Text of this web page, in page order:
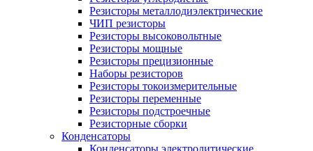
Резисторы металлодиэлектрические
ЧИП резисторы
Резисторы высоковольтные
Резисторы мощные
Резисторы прецизионные
Наборы резисторов
Резисторы токоизмерительные
Резисторы переменные
Резисторы подстроечные
Резисторные сборки
Конденсаторы
Конденсаторы электролитические